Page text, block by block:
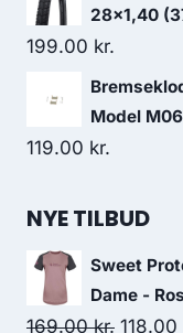
28x1,40
199.00 kr.
Model
119.00 kr.
NYE TILBUD
Sweet
Dame -
169.00kr. 118.00